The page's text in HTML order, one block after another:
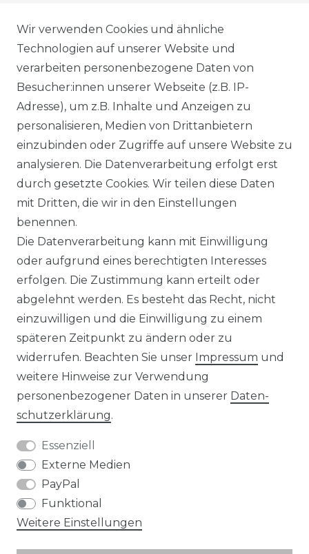
AGB
DATENSCHUTZERKLÄRUNG
WIDERRUFSRECHT
IMPRESSUM
KONTAKT
Unsere Zahlungsmöglichkeiten
Wir versenden mit
Wir verwenden Cookies und ähnliche
Technologien auf unserer Website und
verarbeiten personenbezogene Daten von
Besucher:innen unserer Webseite (z.B. IP-
Adresse), um z.B. Inhalte und Anzeigen zu
personalisieren, Medien von Drittanbietern
einzubinden oder Zugriffe auf unsere Website zu
analysieren. Die Datenverarbeitung erfolgt erst
durch gesetzte Cookies. Wir teilen diese Daten
mit Dritten, die wir in den Einstellungen
benennen.
Die Datenverarbeitung kann mit Einwilligung
oder aufgrund eines berechtigten Interesses
erfolgen. Die Zustimmung kann erteilt oder
abgelehnt werden. Es besteht das Recht, nicht
einzuwilligen und die Einwilligung zu einem
späteren Zeitpunkt zu ändern oder zu
widerrufen. Beachten Sie unser Impressum und
weitere Hinweise zur Verwendung
personenbezogener Daten in unserer Daten­
schutz­erklärung.
Essenziell
Externe Medien
PayPal
Funktional
Weitere Einstellungen